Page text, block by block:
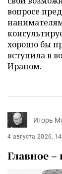
вопросе
хорошо бы
вступила в
Ираном.
Игорь
4 августа 2026,
Главное –